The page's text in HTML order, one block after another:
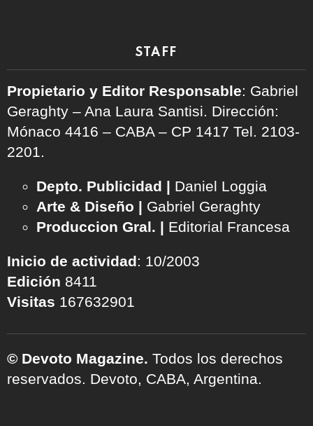
STAFF
Propietario y Editor Responsable: Gabriel
Geraghty – Ana Laura Santisi. Dirección:
Mónaco 4416 – CABA – CP 1417 Tel. 2103-
2201.
Depto. Publicidad | Daniel Loggia
Arte & Diseño | Gabriel Geraghty
Produccion Gral. | Editorial Francesa
Inicio de actividad: 10/2003
Edición 8411
Visitas 167632901
© Devoto Magazine. Todos los derechos
reservados. Devoto, CABA, Argentina.